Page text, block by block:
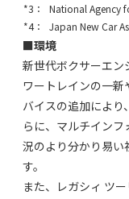
*3：
National Agency
*4：
Japan New Car
■環境
新世代ボクサーエ
ワートレインの一
バイスの追加によ
らに、マルチイン
況のより分かり易い
す。
また、レガシィ ツ